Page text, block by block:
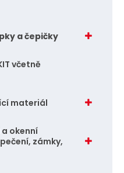
a čepičky
včetně
materiál
okenní
zámky,